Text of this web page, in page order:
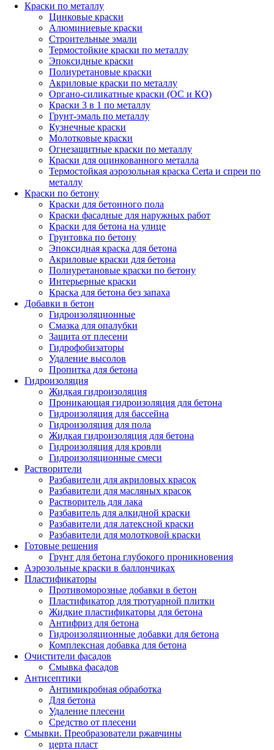
Краски по металлу
Цинковые краски
Алюминиевые краски
Строительные эмали
Термостойкие краски по металлу
Эпоксидные краски
Полиуретановые краски
Акриловые краски по металлу
Органо-силикатные краски (ОС и КО)
Краски 3 в 1 по металлу
Грунт-эмаль по металлу
Кузнечные краски
Молотковые краски
Огнезащитные краски по металлу
Краски для оцинкованного металла
Термостойкая аэрозольная краска Certa и спреи по
металлу
Краски по бетону
Краски для бетонного пола
Краски фасадные для наружных работ
Краски для бетона на улице
Грунтовка по бетону
Эпоксидная краска для бетона
Акриловые краски для бетона
Полиуретановые краски по бетону
Интерьерные краски
Краска для бетона без запаха
Добавки в бетон
Гидроизоляционные
Смазка для опалубки
Защита от плесени
Гидрофобизаторы
Удаление высолов
Пропитка для бетона
Гидроизоляция
Жидкая гидроизоляция
Проникающая гидроизоляция для бетона
Гидроизоляция для бассейна
Гидроизоляция для пола
Жидкая гидроизоляция для бетона
Гидроизоляция для кровли
Гидроизоляционные смеси
Растворители
Разбавители для акриловых красок
Разбавители для масляных красок
Растворитель для лака
Разбавитель для алкидной краски
Разбавители для латексной краски
Разбавители для молотковой краски
Готовые решения
Грунт для бетона глубокого проникновения
Аэрозольные краски в баллончиках
Пластификаторы
Противоморозные добавки в бетон
Пластификатор для тротуарной плитки
Жидкие пластификаторы для бетона
Антифриз для бетона
Гидроизоляционные добавки для бетона
Комплексная добавка для бетона
Очистители фасадов
Смывка фасадов
Антисептики
Антимикробная обработка
Для бетона
Удаление плесени
Средство от плесени
Смывки. Преобразователи ржавчины
церта пласт